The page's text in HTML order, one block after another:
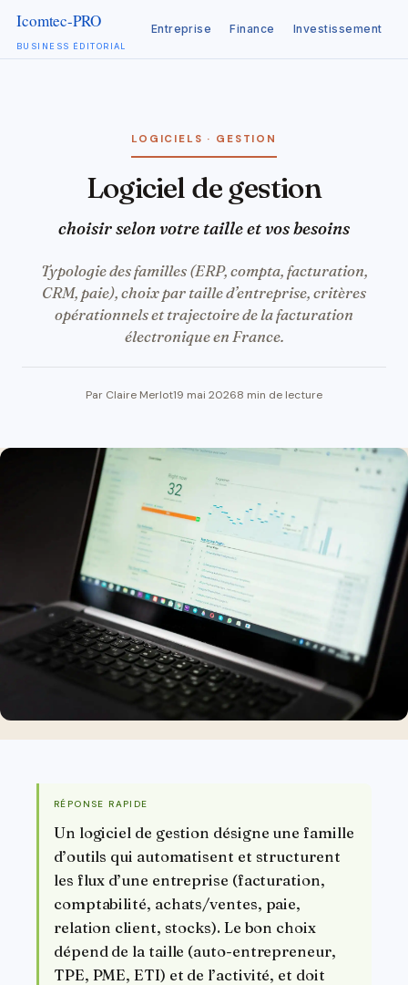
BUSINESS ÉDITORIAL
Entreprise Finance Investissement
LOGICIELS · GESTION
Logiciel de gestion
choisir selon votre taille et vos besoins
Typologie des familles (ERP, compta, facturation,
CRM, paie), choix par taille d’entreprise, critères
opérationnels et trajectoire de la facturation
électronique en France.
Par Claire Merlot19 mai 20268 min de lecture
RÉPONSE RAPIDE
Un logiciel de gestion désigne une famille
d’outils qui automatisent et structurent
les flux d’une entreprise (facturation,
comptabilité, achats/ventes, paie,
relation client, stocks). Le bon choix
dépend de la taille (auto-entrepreneur,
TPE, PME, ETI) et de l’activité, et doit